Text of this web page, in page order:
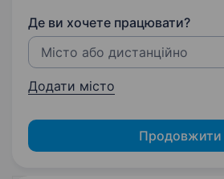
Де ви хочете працювати?
Додати місто
Продовжити